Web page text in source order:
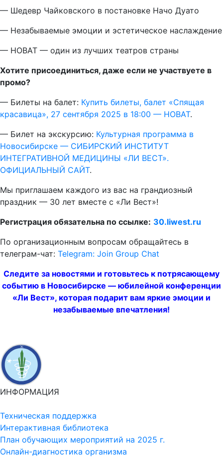
— Шедевр Чайковского в постановке Начо Дуато
— Незабываемые эмоции и эстетическое наслаждение
— НОВАТ — один из лучших театров страны
Хотите присоединиться, даже если не участвуете в
промо?
— Билеты на балет: Купить билеты, балет «Спящая
красавица», 27 сентября 2025 в 18:00 — НОВАТ.
— Билет на экскурсию: Культурная программа в
Новосибирске — СИБИРСКИЙ ИНСТИТУТ
ИНТЕГРАТИВНОЙ МЕДИЦИНЫ «ЛИ ВЕСТ».
ОФИЦИАЛЬНЫЙ САЙТ.
Мы приглашаем каждого из вас на грандиозный
праздник — 30 лет вместе с «Ли Вест»!
Регистрация обязательна по ссылке: 30.liwest.ru
По организационным вопросам обращайтесь в
телеграм-чат: Telegram: Join Group Chat
Следите за новостями и готовьтесь к потрясающему
событию в Новосибирске — юбилейной конференции
«Ли Вест», которая подарит вам яркие эмоции и
незабываемые впечатления!
ИНФОРМАЦИЯ
Техническая поддержка
Интерактивная библиотека
План обучающих мероприятий на 2025 г.
Онлайн-диагностика организма